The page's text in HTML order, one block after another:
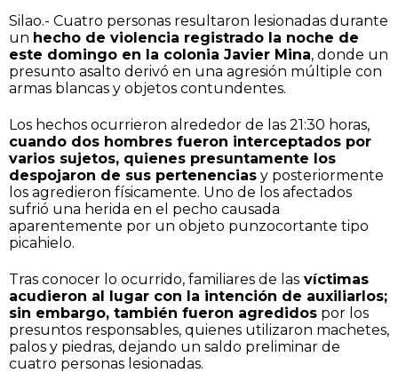
Silao.- Cuatro personas resultaron lesionadas durante
un hecho de violencia registrado la noche de
este domingo en la colonia Javier Mina, donde un
presunto asalto derivó en una agresión múltiple con
armas blancas y objetos contundentes.
Los hechos ocurrieron alrededor de las 21:30 horas,
cuando dos hombres fueron interceptados por
varios sujetos, quienes presuntamente los
despojaron de sus pertenencias y posteriormente
los agredieron físicamente. Uno de los afectados
sufrió una herida en el pecho causada
aparentemente por un objeto punzocortante tipo
picahielo.
Tras conocer lo ocurrido, familiares de las víctimas
acudieron al lugar con la intención de auxiliarlos;
sin embargo, también fueron agredidos por los
presuntos responsables, quienes utilizaron machetes,
palos y piedras, dejando un saldo preliminar de
cuatro personas lesionadas.